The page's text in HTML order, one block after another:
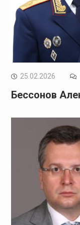
25.02.2026
Бессонов